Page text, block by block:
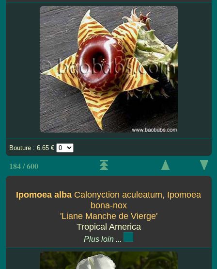
Bouture : 6.65 €
184 / 600
Ipomoea alba Calonyction aculeatum, Ipomoea
bona-nox
'Liane Manche de Vierge'
Tropical America
Plus loin ...